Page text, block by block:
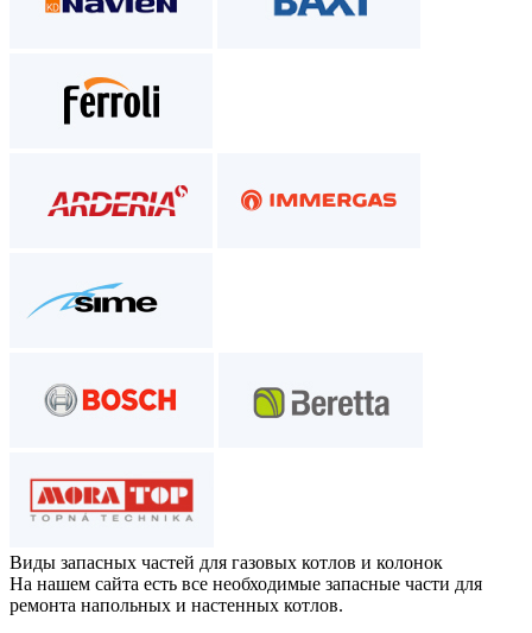
Виды запасных частей для газовых котлов и колонок
На нашем сайта есть все необходимые запасные части для
ремонта напольных и настенных котлов.